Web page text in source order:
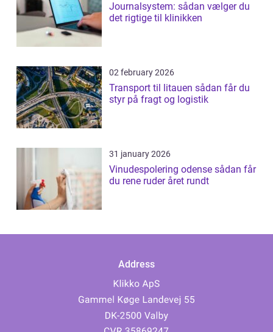
Journalsystem: sådan vælger du
det rigtige til klinikken
02 february 2026
Transport til litauen sådan får du
styr på fragt og logistik
31 january 2026
Vinudespolering odense sådan får
du rene ruder året rundt
Address